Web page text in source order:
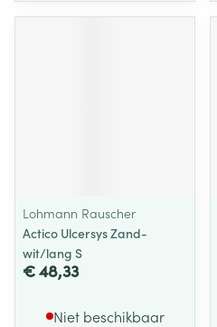
Lohmann Rauscher
Actico Ulcersys Zand-
wit/lang S
€ 48,33
Niet beschikbaar